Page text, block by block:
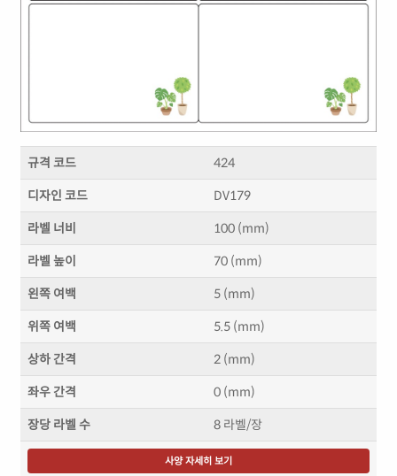
규격 코드 424
디자인 코드 DV179
라벨 너비 100 (mm)
라벨 높이 70 (mm)
왼쪽 여백 5 (mm)
위쪽 여백 5.5 (mm)
상하 간격 2 (mm)
좌우 간격 0 (mm)
장당 라벨 수 8 라벨/장
사양 자세히 보기